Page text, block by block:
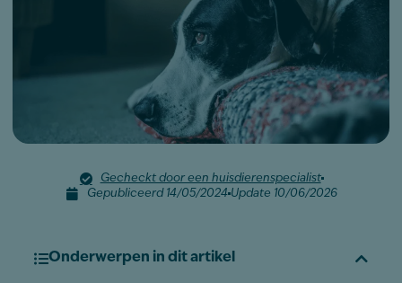
Gecheckt door een huisdierenspecialist
Gepubliceerd 14/05/2024 Update 10/06/2026
Onderwerpen in dit artikel